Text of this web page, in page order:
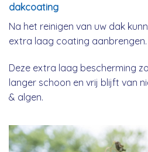
dakcoating
Na het reinigen van uw dak
extra laag coating aanbrengen.
Deze extra laag bescherming
langer schoon en vrij blijft van
& algen.